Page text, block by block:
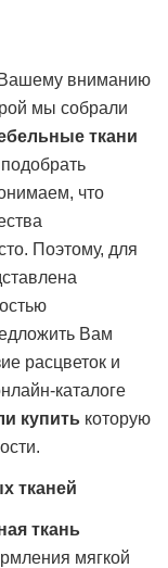
Вашему вниманию
мы собрали
ткани
что
Поэтому, для
Вам
расцветок и
каталоге
купить которую
тканей
ткань
мягкой